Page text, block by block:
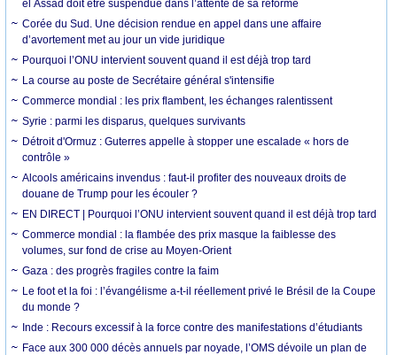
el Assad doit être suspendue dans l’attente de sa réforme
Corée du Sud. Une décision rendue en appel dans une affaire
d’avortement met au jour un vide juridique
Pourquoi l’ONU intervient souvent quand il est déjà trop tard
La course au poste de Secrétaire général s'intensifie
Commerce mondial : les prix flambent, les échanges ralentissent
Syrie : parmi les disparus, quelques survivants
Détroit d'Ormuz : Guterres appelle à stopper une escalade « hors de
contrôle »
Alcools américains invendus : faut-il profiter des nouveaux droits de
douane de Trump pour les écouler ?
EN DIRECT | Pourquoi l’ONU intervient souvent quand il est déjà trop tard
Commerce mondial : la flambée des prix masque la faiblesse des
volumes, sur fond de crise au Moyen-Orient
Gaza : des progrès fragiles contre la faim
Le foot et la foi : l’évangélisme a-t-il réellement privé le Brésil de la Coupe
du monde ?
Inde : Recours excessif à la force contre des manifestations d’étudiants
Face aux 300 000 décès annuels par noyade, l’OMS dévoile un plan de